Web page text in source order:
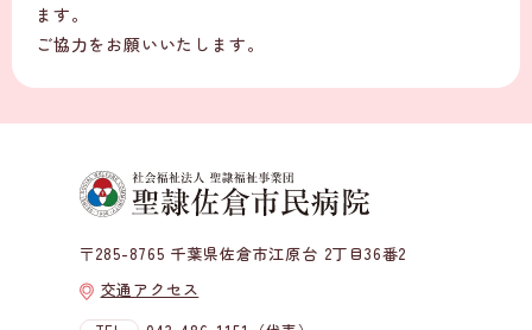
ます。
ご協力をお願いいたします。
〒285-8765 千葉県佐倉市江原台 2丁目36番2
交通アクセス